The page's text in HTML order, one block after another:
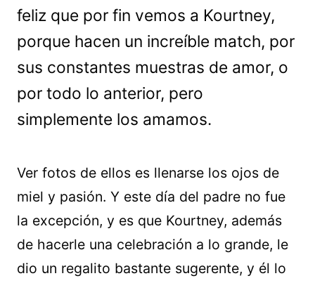
feliz que por fin vemos a Kourtney,
porque hacen un increíble match, por
sus constantes muestras de amor, o
por todo lo anterior, pero
simplemente los amamos.
Ver fotos de ellos es llenarse los ojos de
miel y pasión. Y este día del padre no fue
la excepción, y es que Kourtney, además
de hacerle una celebración a lo grande, le
dio un regalito bastante sugerente, y él lo